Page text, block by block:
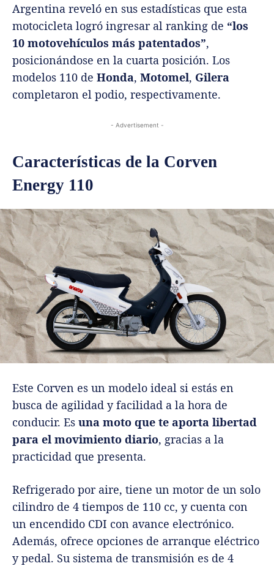
Argentina reveló en sus estadísticas que esta
motocicleta logró ingresar al ranking de “los
10 motovehículos más patentados”,
posicionándose en la cuarta posición. Los
modelos 110 de Honda, Motomel, Gilera
completaron el podio, respectivamente.
- Advertisement -
Características de la Corven
Energy 110
Este Corven es un modelo ideal si estás en
busca de agilidad y facilidad a la hora de
conducir. Es una moto que te aporta libertad
para el movimiento diario, gracias a la
practicidad que presenta.
Refrigerado por aire, tiene un motor de un solo
cilindro de 4 tiempos de 110 cc, y cuenta con
un encendido CDI con avance electrónico.
Además, ofrece opciones de arranque eléctrico
y pedal. Su sistema de transmisión es de 4